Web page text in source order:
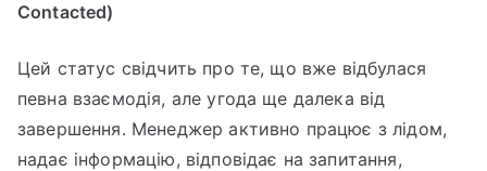
Contacted)
Цей статус свідчить про те, що вже відбулася
певна взаємодія, але угода ще далека від
завершення. Менеджер активно працює з лідом,
надає інформацію, відповідає на запитання,